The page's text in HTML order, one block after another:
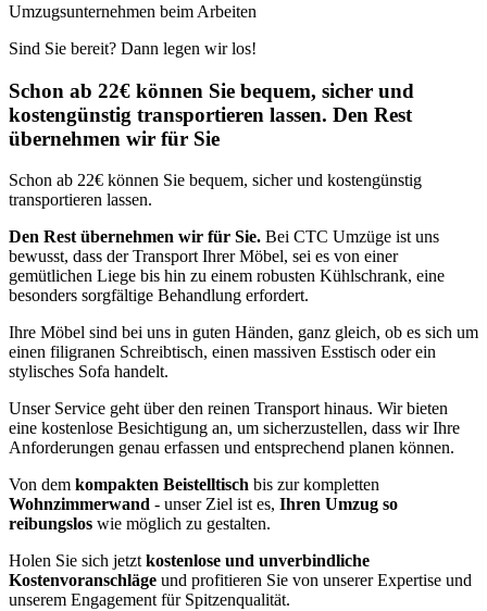
Umzugsunternehmen beim Arbeiten
Sind Sie bereit? Dann legen wir los!
Schon ab 22€ können Sie bequem, sicher und
kostengünstig transportieren lassen. Den Rest
übernehmen wir für Sie
Schon ab 22€ können Sie bequem, sicher und kostengünstig
transportieren lassen.
Den Rest übernehmen wir für Sie. Bei CTC Umzüge ist uns
bewusst, dass der Transport Ihrer Möbel, sei es von einer
gemütlichen Liege bis hin zu einem robusten Kühlschrank, eine
besonders sorgfältige Behandlung erfordert.
Ihre Möbel sind bei uns in guten Händen, ganz gleich, ob es sich um
einen filigranen Schreibtisch, einen massiven Esstisch oder ein
stylisches Sofa handelt.
Unser Service geht über den reinen Transport hinaus. Wir bieten
eine kostenlose Besichtigung an, um sicherzustellen, dass wir Ihre
Anforderungen genau erfassen und entsprechend planen können.
Von dem kompakten Beistelltisch bis zur kompletten
Wohnzimmerwand - unser Ziel ist es, Ihren Umzug so
reibungslos wie möglich zu gestalten.
Holen Sie sich jetzt kostenlose und unverbindliche
Kostenvoranschläge und profitieren Sie von unserer Expertise und
unserem Engagement für Spitzenqualität.